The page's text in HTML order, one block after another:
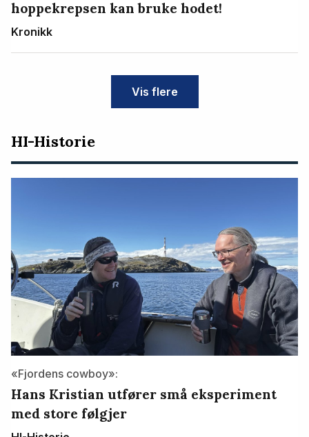
hoppekrepsen kan bruke hodet!
Kronikk
Vis flere
HI-Historie
«Fjordens cowboy»:
Hans Kristian utfører små eksperiment
med store følgjer